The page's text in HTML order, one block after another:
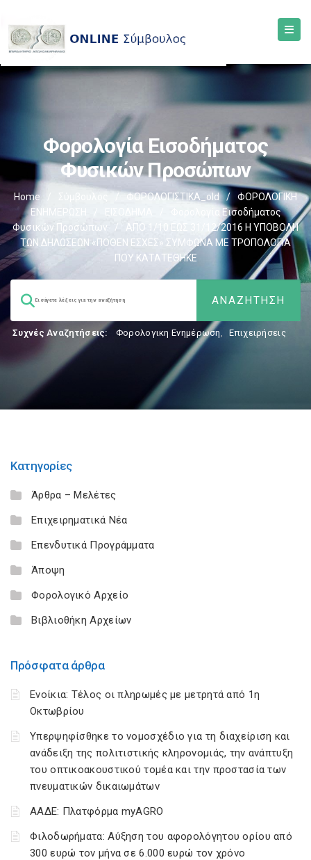
Φορολογία Εισοδήματος
Φυσικών Προσώπων
Home Σύμβουλος / ΦΟΡΟΛΟΓΙΣΤΙΚΑ_old /
ΦΟΡΟΛΟΓΙΚΗ
ΕΝΗΜΕΡΩΣΗ
ΕΙΣΟΔΗΜΑ
Φορολογία Εισοδήματος
Φυσικών Προσώπων
/
ΑΠΟ 1/10 ΕΩΣ 31/12/2016 Η ΥΠΟΒΟΛΗ
ΤΩΝ ΔΗΛΩΣΕΩΝ «ΠΟΘΕΝ ΕΣΧΕΣ» ΣΥΜΦΩΝΑ ΜΕ ΤΡΟΠΟΛΟΓΙΑ
ΠΟΥ ΚΑΤΑΤΕΘΗΚΕ
Συχνές Αναζητήσεις: Φορολογικη Ενημέρωση, Επιχειρήσεις
Κατηγορίες
Άρθρα – Μελέτες
Επιχειρηματικά Νέα
Επενδυτικά Προγράμματα
Άποψη
Φορολογικό Αρχείο
Βιβλιοθήκη Αρχείων
Πρόσφατα άρθρα
Ενοίκια: Τέλος οι πληρωμές με μετρητά από 1η
Οκτωβρίου
Υπερψηφίσθηκε το νομοσχέδιο για τη διαχείριση και
ανάδειξη της πολιτιστικής κληρονομιάς, την ανάπτυξη
του οπτικοακουστικού τομέα και την προστασία των
πνευματικών δικαιωμάτων
ΑΑΔΕ: Πλατφόρμα myAGRO
Φιλοδωρήματα: Αύξηση του αφορολόγητου ορίου από
300 ευρώ τον μήνα σε 6.000 ευρώ τον χρόνο